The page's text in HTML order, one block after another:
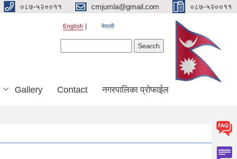
०८७-५२००११ cmjumla@gmail.com ०८७-५२००११
English नेपाली
Gallery Contact नगरपालिका प्रोफाईल